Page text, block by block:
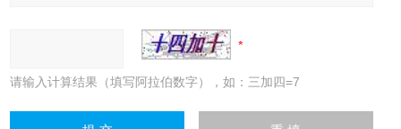
请输入计算结果（填写阿拉伯数字），如：三加四=7